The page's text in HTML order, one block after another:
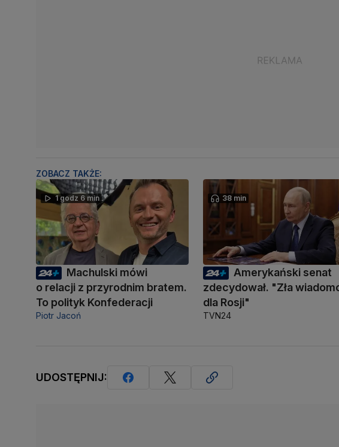
ZOBACZ TAKŻE:
1 godz 6 min
Machulski mówi
o relacji z przyrodnim bratem.
To polityk Konfederacji
Piotr Jacoń
38 min
Amerykański senat
zdecydował. "Zła
dla Rosji"
TVN24
UDOSTĘPNIJ: